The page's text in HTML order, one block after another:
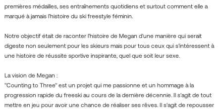
premières médailles, ses entraînements quotidiens et surtout comment elle a
marqué à jamais l'histoire du ski freestyle féminin.
Notre objectif était de raconter l'histoire de Megan d'une manière qui serait
digeste non seulement pour les skieurs mais pour tous ceux qui s'intéressent à
une histoire de réussite sportive inspirante, quel que soit leur sexe.
La vision de Megan :
"Counting to Three" est un projet qui me passionne et un hommage à la
progression rapide du freeski au cours de la dernière décennie. Il s'agit de tout
mettre en jeu pour avoir une chance de réaliser ses rêves. Il s'agit de repousser